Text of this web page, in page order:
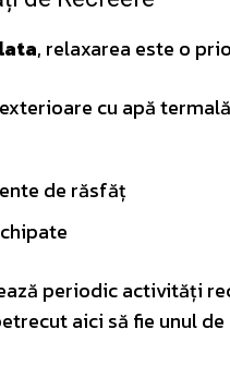
, relaxarea este o
cu apă termală
de răsfăț
periodic activități
aici să fie unul